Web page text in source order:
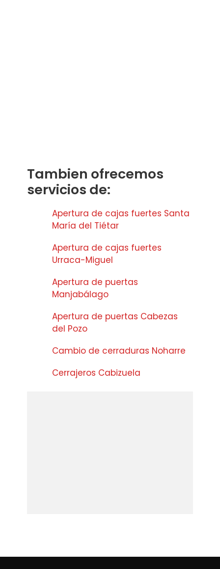
Tambien ofrecemos
servicios de:
Apertura de cajas fuertes Santa
María del Tiétar
Apertura de cajas fuertes
Urraca-Miguel
Apertura de puertas
Manjabálago
Apertura de puertas Cabezas
del Pozo
Cambio de cerraduras Noharre
Cerrajeros Cabizuela